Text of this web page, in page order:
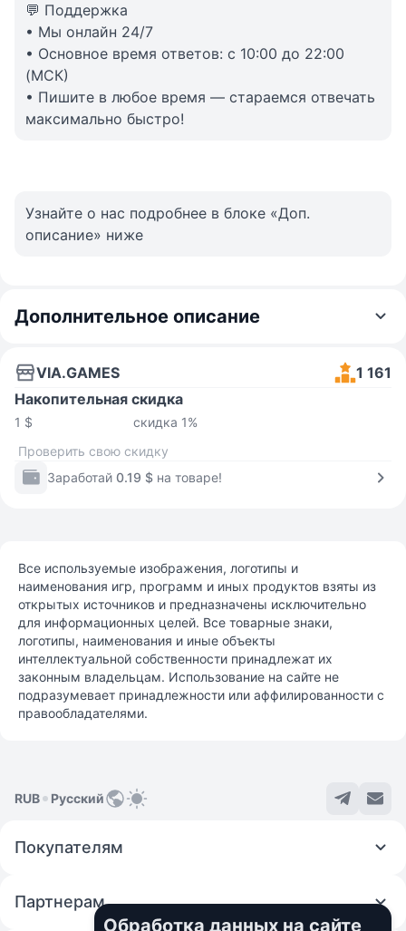
💬 Поддержка
• Мы онлайн 24/7
• Основное время ответов: с 10:00 до 22:00
(МСК)
• Пишите в любое время — стараемся отвечать
максимально быстро!
Узнайте о нас подробнее в блоке «Доп.
описание» ниже
Дополнительное описание
VIA.GAMES
1 161
Накопительная скидка
1 $
скидка 1%
Проверить свою скидку
Заработай 0.19 $ на товаре!
Все используемые изображения, логотипы и
наименования игр, программ и иных продуктов взяты из
открытых источников и предназначены исключительно
для информационных целей. Все товарные знаки,
логотипы, наименования и иные объекты
интеллектуальной собственности принадлежат их
законным владельцам. Использование на сайте не
подразумевает принадлежности или аффилированности с
правообладателями.
RUB Русский
Покупателям
Партнерам
Обработка данных на сайте